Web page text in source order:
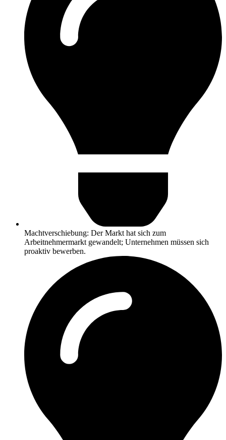
Machtverschiebung: Der Markt hat sich zum
Arbeitnehmermarkt gewandelt; Unternehmen müssen sich
proaktiv bewerben.